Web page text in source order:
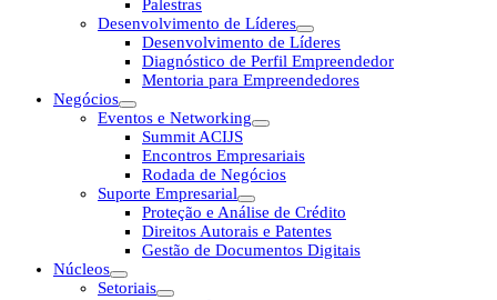
Palestras
Desenvolvimento de Líderes
Desenvolvimento de Líderes
Diagnóstico de Perfil Empreendedor
Mentoria para Empreendedores
Negócios
Eventos e Networking
Summit ACIJS
Encontros Empresariais
Rodada de Negócios
Suporte Empresarial
Proteção e Análise de Crédito
Direitos Autorais e Patentes
Gestão de Documentos Digitais
Núcleos
Setoriais